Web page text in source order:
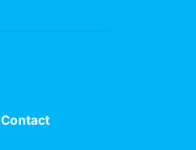
Contact